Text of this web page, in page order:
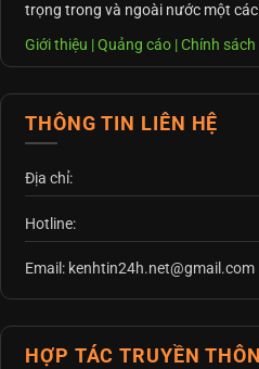
trọng trong và ngoài nước một
Giới thiệu |Quảng cáo |Chính sách
THÔNG TIN LIÊN HỆ
Địa chỉ:
Hotline:
Email: kenhtin24h.net@gmail.com
HỢP TÁC TRUYỀN